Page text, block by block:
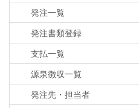
発注一覧
発注書類登録
支払一覧
源泉徴収一覧
発注先・担当者